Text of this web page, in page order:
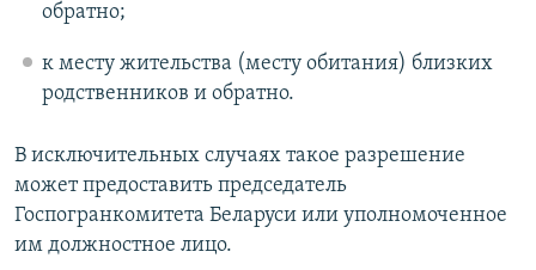
обратно;
к месту жительства (месту обитания) близких
родственников и обратно.
В исключительных случаях такое разрешение
может предоставить председатель
Госпогранкомитета Беларуси или уполномоченное
им должностное лицо.